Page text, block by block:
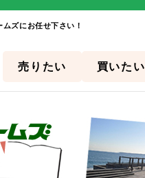
ズにお任せ下さい！
売りたい 買いたい